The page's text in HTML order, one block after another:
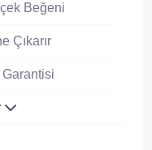
Beğeni
Çıkarır
Garantisi